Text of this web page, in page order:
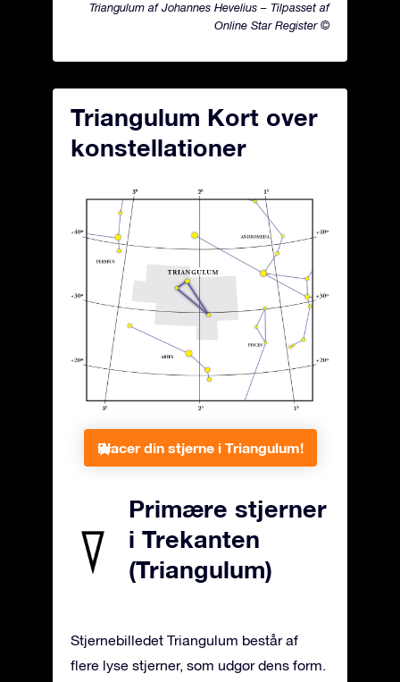
Triangulum af Johannes Hevelius – Tilpasset af
Online Star Register ©
Triangulum Kort over
konstellationer
Placer din stjerne i Triangulum!
Primære stjerner
i Trekanten
(Triangulum)
Stjernebilledet Triangulum består af
flere lyse stjerner, som udgør dens form.